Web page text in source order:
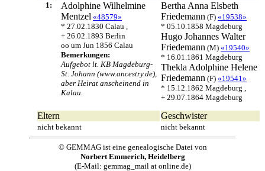
1:
Adolphine Wilhelmine
Mentzel «48579»
* 27.02.1830 Calau ,
+ 26.02.1893 Berlin
oo um Jun 1856 Calau
Bemerkungen:
Aufgebot lt. KB Magdeburg-
St. Johann (www.ancestry.de),
aber Heirat anscheinend in
Kalau.
Bertha Anna Elsbeth
Friedemann (F) «19538»
* 05.10.1858 Magdeburg
Hugo Johannes Walter
Friedemann (M) «19540»
* 16.01.1861 Magdeburg
Thekla Adolphine Helene
Friedemann (F) «19541»
* 15.12.1862 Magdeburg ,
+ 29.07.1864 Magdeburg
Eltern Geschwister
nicht bekannt nicht bekannt
© GEMMAG ist eine genealogische Datei von
Norbert Emmerich, Heidelberg
(E-Mail: gemmag_mail at online.de)